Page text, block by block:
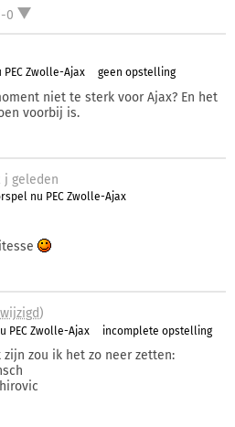
0
Zwolle-Ajax geen opstelling
niet te sterk voor Ajax? En het
voorbij is.
j geleden
nu PEC Zwolle-Ajax
)
PEC Zwolle-Ajax incomplete opstelling
zou ik het zo neer zetten: